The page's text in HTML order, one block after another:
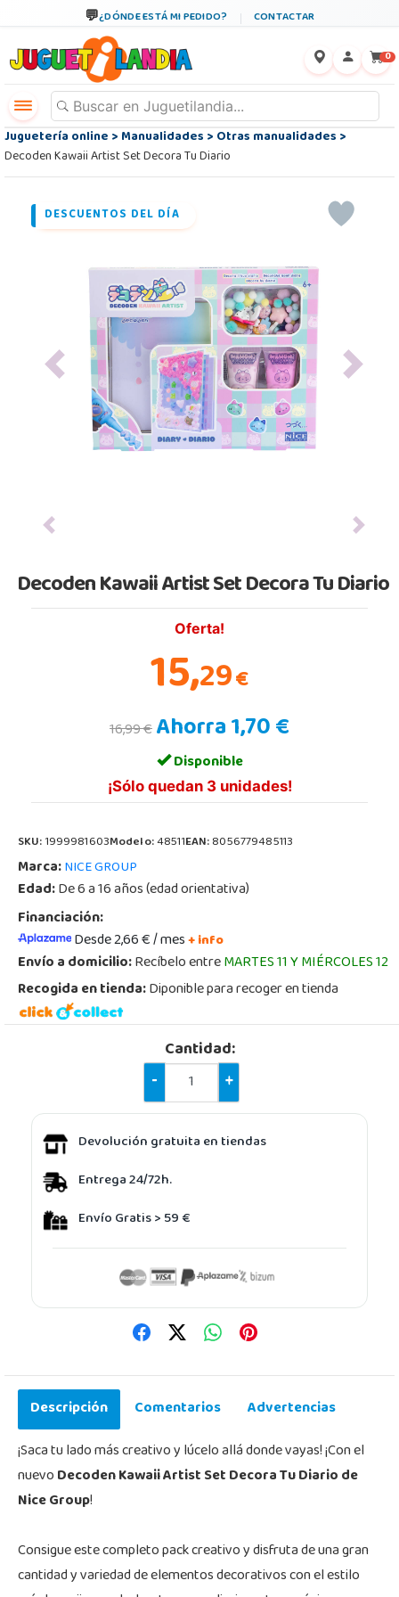
¿DÓNDE ESTÁ MI PEDIDO? CONTACTAR
0
Juguetería online>Manualidades>Otras manualidades>
Decoden Kawaii Artist Set Decora Tu Diario
DESCUENTOS DEL DÍA
Previous Next
Previous Next
Decoden Kawaii Artist Set Decora Tu Diario
Oferta!
15,29€
16,99 €Ahorra 1,70 €
Disponible
¡Sólo quedan 3 unidades!
SKU:1999981603Modelo:48511EAN:8056779485113
Marca:NICE GROUP
Edad:De 6 a 16 años (edad orientativa)
Financiación:
Desde 2,66 € / mes+ info
Envío a domicilio:Recíbelo entreMARTES 11 Y MIÉRCOLES 12
Recogida en tienda:Diponible para recoger en tienda
Cantidad:
-
+
Devolución gratuita en tiendas
Entrega 24/72h.
Envío Gratis > 59 €
Descripción Comentarios
Advertencias
¡Saca tu lado más creativo y lúcelo allá donde vayas! ¡Con el
nuevoDecoden Kawaii Artist Set Decora Tu Diario de
Nice Group!
Consigue este completo pack creativo y disfruta de una gran
cantidad y variedad de elementos decorativos con el estilo